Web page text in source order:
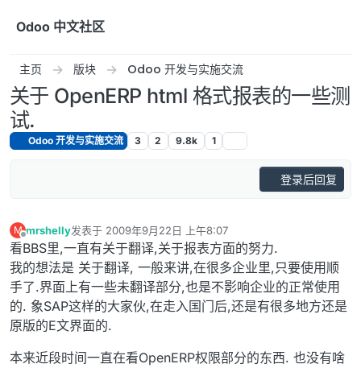
Odoo 中文社区
主页 版块 Odoo 开发与实施交流
关于 OpenERP html 格式报表的一些测
试.
Odoo 开发与实施交流 3 2 9.8k 1
登录后回复
M
离线
mrshelly发表于 2009年9月22日 上午8:07
最后由 编辑
看BBS里,一直有关于翻译,关于报表方面的努力.
我的想法是 关于翻译, 一般来讲,在很多企业里,只要使用顺
手了.界面上有一些未翻译部分,也是不影响企业的正常使用
的. 象SAP这样的大家伙,在走入国门后,还是有很多地方还是
原版的E文界面的.
本来近段时间一直在看OpenERP权限部分的东西. 也没有啥